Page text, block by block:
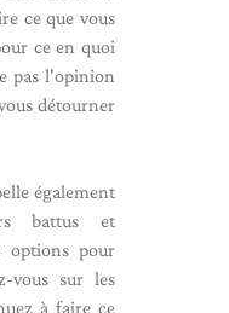
ce que vous
ce en quoi
pas l'opinion
détourner
également
battus et
options pour
vous sur les
à faire ce